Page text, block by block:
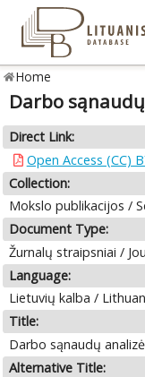
Home
Darbo
Direct Link:
Open Access (CC)
Collection:
Mokslo publikacijos /
Document Type:
Žurnalų straipsniai /
Language:
Lietuvių kalba /
Title:
Darbo sąnaudų
Alternative Title: